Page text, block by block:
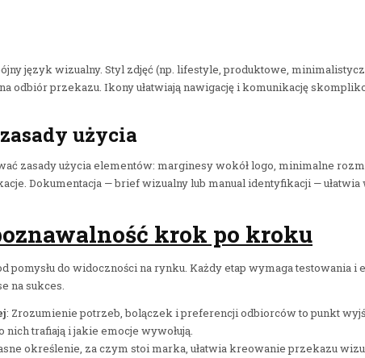
język wizualny. Styl zdjęć (np. lifestyle, produktowe,
odbiór przekazu. Ikony ułatwiają nawigację i komunikację
użycia
zasady użycia elementów: marginesy wokół logo, minimalne
Dokumentacja — brief wizualny lub manual identyfikacji — ułatwia
krok po kroku
pomysłu do widoczności na rynku. Każdy etap wymaga testowania i
na sukces.
: Zrozumienie potrzeb, bolączek i preferencji odbiorców to punkt
trafiają i jakie emocje wywołują.
określenie, za czym stoi marka, ułatwia kreowanie przekazu